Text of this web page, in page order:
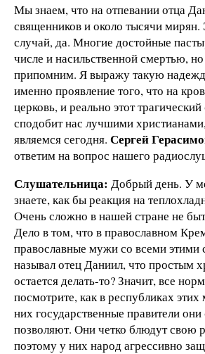
Мы знаем, что на отпевании отца
священников и около тысячи
случай, да. Многие достойные
числе и насильственной смертью,
припомним. Я выражу такую
именно проявление того, что на
церковь, и реально этот
сподобит нас лучшими
являемся сегодня. Сергей
ответим на вопрос нашего
Слушательница: Добрый день. У
знаете, как бы реакция на
Очень сложно в нашей стране не
Дело в том, что в православном
православные мужи со всеми этими
называл отец Даниил, что простым
остается делать-то? Значит, все
посмотрите, как в республиках
них государственные правители они
позволяют. Они четко блюдут свою
поэтому у них народ агрессивно